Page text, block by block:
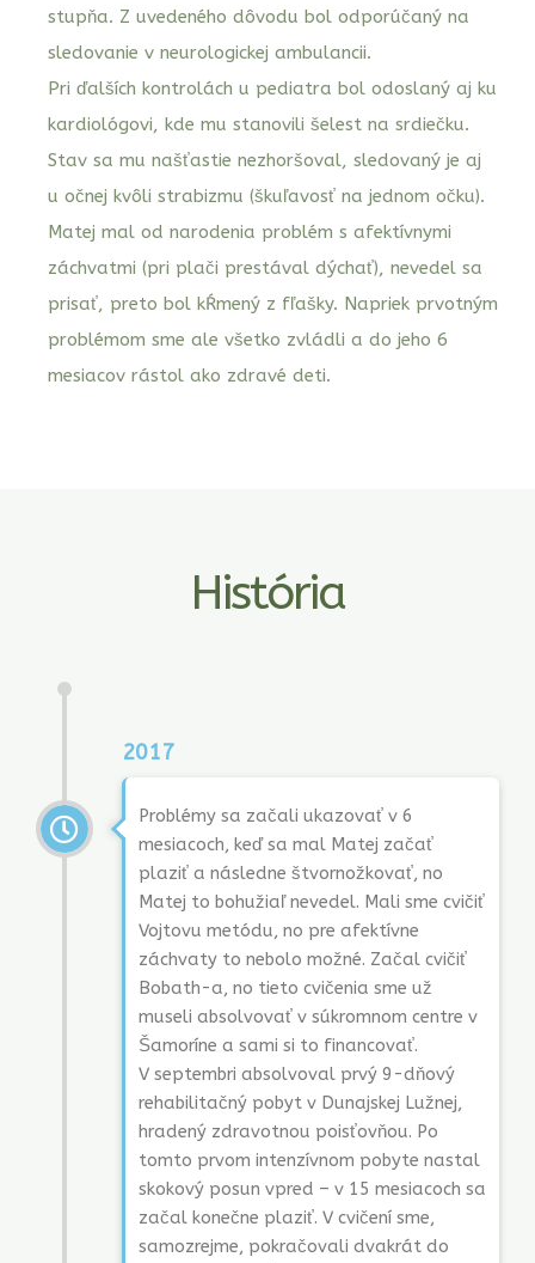
stupňa. Z uvedeného dôvodu bol odporúčaný na
sledovanie v neurologickej ambulancii.
Pri ďalších kontrolách u pediatra bol odoslaný aj ku
kardiológovi, kde mu stanovili šelest na srdiečku.
Stav sa mu našťastie nezhoršoval, sledovaný je aj
u očnej kvôli strabizmu (škuľavosť na jednom očku).
Matej mal od narodenia problém s afektívnymi
záchvatmi (pri plači prestával dýchať), nevedel sa
prisať, preto bol kŕmený z fľašky. Napriek prvotným
problémom sme ale všetko zvládli a do jeho 6
mesiacov rástol ako zdravé deti.
História
2017
Problémy sa začali ukazovať v 6
mesiacoch, keď sa mal Matej začať
plaziť a následne štvornožkovať, no
Matej to bohužiaľ nevedel. Mali sme cvičiť
Vojtovu metódu, no pre afektívne
záchvaty to nebolo možné. Začal cvičiť
Bobath-a, no tieto cvičenia sme už
museli absolvovať v súkromnom centre v
Šamoríne a sami si to financovať.
V septembri absolvoval prvý 9-dňový
rehabilitačný pobyt v Dunajskej Lužnej,
hradený zdravotnou poisťovňou. Po
tomto prvom intenzívnom pobyte nastal
skokový posun vpred – v 15 mesiacoch sa
začal konečne plaziť. V cvičení sme,
samozrejme, pokračovali dvakrát do